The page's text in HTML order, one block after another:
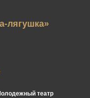
лягушка»
театр